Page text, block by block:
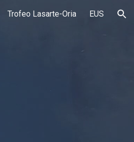
Trofeo Lasarte-Oria EUS